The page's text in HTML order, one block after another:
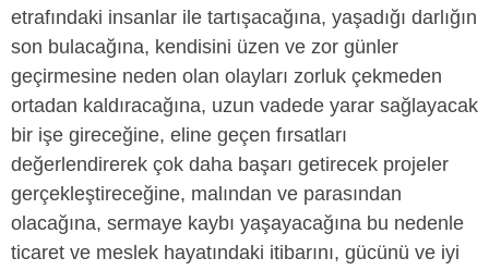
etrafındaki insanlar ile tartışacağına, yaşadığı darlığın
son bulacağına, kendisini üzen ve zor günler
geçirmesine neden olan olayları zorluk çekmeden
ortadan kaldıracağına, uzun vadede yarar sağlayacak
bir işe gireceğine, eline geçen fırsatları
değerlendirerek çok daha başarı getirecek projeler
gerçekleştireceğine, malından ve parasından
olacağına, sermaye kaybı yaşayacağına bu nedenle
ticaret ve meslek hayatındaki itibarını, gücünü ve iyi